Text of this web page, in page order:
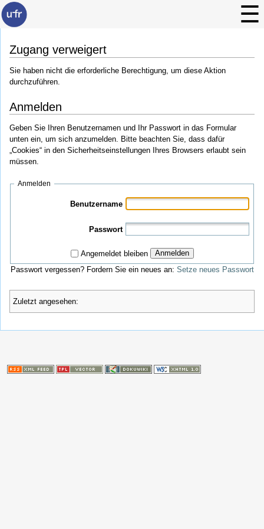
Zugang verweigert
Sie haben nicht die erforderliche Berechtigung, um diese Aktion
durchzuführen.
Anmelden
Geben Sie Ihren Benutzernamen und Ihr Passwort in das Formular
unten ein, um sich anzumelden. Bitte beachten Sie, dass dafür
„Cookies“ in den Sicherheitseinstellungen Ihres Browsers erlaubt sein
müssen.
Anmelden
Benutzername
Passwort
Angemeldet bleiben
Anmelden
Passwort vergessen? Fordern Sie ein neues an: Setze neues Passwort
Zuletzt angesehen: